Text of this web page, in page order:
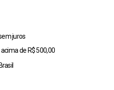
juros
de R$ 500,00